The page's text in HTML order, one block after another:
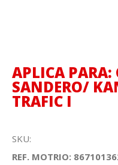
APLICA PARA:
SANDERO/
TRAFIC I
SKU:
REF. MOTRIO: